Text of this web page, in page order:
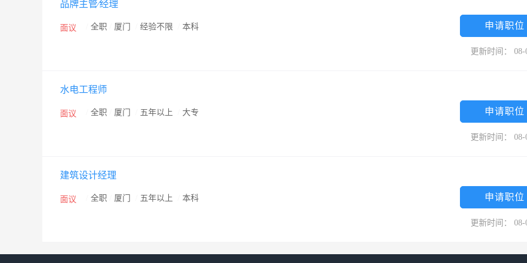
东））至钟宅村口站 E。49路（湖里公交场站→钟宅新村站）至钟宅村口站 F。BRT快1、快2线至双十中学站,转L18至钟宅村口站
品牌主管∕经理
面议 全职 厦门 经验不限 本科 申请职位
更新时间： 08-
水电工程师
面议 全职 厦门 五年以上 大专 申请职位
更新时间： 08-
建筑设计经理
面议 全职 厦门 五年以上 本科 申请职位
更新时间： 08-